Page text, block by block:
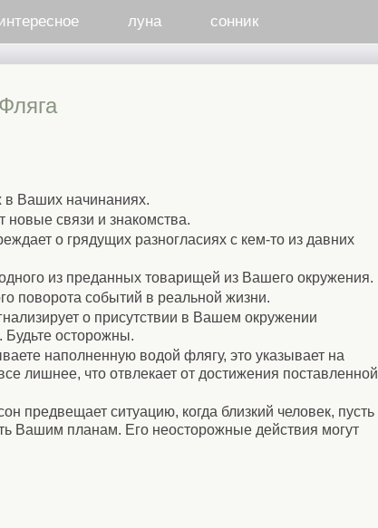
луна сонник
в Ваших начинаниях.
новые связи и знакомства.
о грядущих разногласиях с кем-то из давних
из преданных товарищей из Вашего окружения.
поворота событий в реальной жизни.
о присутствии в Вашем окружении
Будьте осторожны.
наполненную водой флягу, это указывает на
лишнее, что отвлекает от достижения поставленной
предвещает ситуацию, когда близкий человек, пусть
Вашим планам. Его неосторожные действия могут